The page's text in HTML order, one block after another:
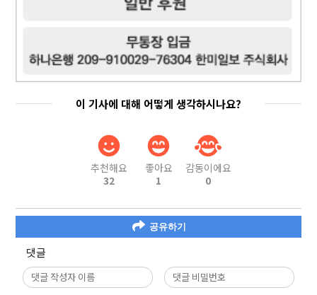
이 기사에 대해 어떻게 생각하시나요?
추천해요
32
좋아요
1
감동이에요
0
공유하기
댓글